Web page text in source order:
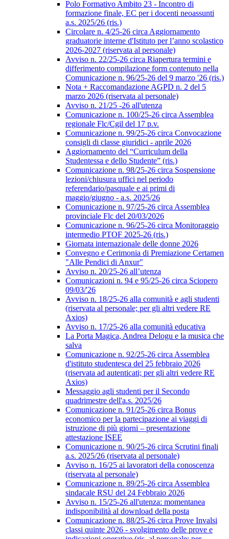
Polo Formativo Ambito 23 - Incontro di
formazione finale, EC per i docenti neoassunti
a.s. 2025/26 (ris.)
Circolare n. 4/25-26 circa Aggiornamento
graduatorie interne d'Istituto per l’anno scolastico
2026-2027 (riservata al personale)
Avviso n. 22/25-26 circa Riapertura termini e
differimento compilazione form contenuto nella
Comunicazione n. 96/25-26 del 9 marzo '26 (ris.)
Nota + Raccomandazione AGPD n. 2 del 5
marzo 2026 (riservata al personale)
Avviso n. 21/25 -26 all'utenza
Comunicazione n. 100/25-26 circa Assemblea
regionale Flc/Cgil del 17 p.v.
Comunicazione n. 99/25-26 circa Convocazione
consigli di classe giuridici - aprile 2026
Aggiornamento del “Curriculum della
Studentessa e dello Studente” (ris.)
Comunicazione n. 98/25-26 circa Sospensione
lezioni/chiusura uffici nel periodo
referendario/pasquale e ai primi di
maggio/giugno - a.s. 2025/26
Comunicazione n. 97/25-26 circa Assemblea
provinciale Flc del 20/03/2026
Comunicazione n. 96/25-26 circa Monitoraggio
intermedio PTOF 2025-26 (ris.)
Giornata internazionale delle donne 2026
Convegno e Cerimonia di Premiazione Certamen
"Alle Pendici di Anxur"
Avviso n. 20/25-26 all’utenza
Comunicazioni n. 94 e 95/25-26 circa Sciopero
09/03/'26
Avviso n. 18/25-26 alla comunità e agli studenti
(riservata al personale; per gli altri vedere RE
Axios)
Avviso n. 17/25-26 alla comunità educativa
La Porta Magica, Andrea Delogu e la musica che
salva
Comunicazione n. 92/25-26 circa Assemblea
d'istituto studentesca del 25 febbraio 2026
(riservata ad autenticati; per gli altri vedere RE
Axios)
Messaggio agli studenti per il Secondo
quadrimestre dell'a.s. 2025/26
Comunicazione n. 91/25-26 circa Bonus
economico per la partecipazione ai viaggi di
istruzione di più giorni – presentazione
attestazione ISEE
Comunicazione n. 90/25-26 circa Scrutini finali
a.s. 2025/26 (riservata al personale)
Avviso n. 16/25 ai lavoratori della conoscenza
(riservata al personale)
Comunicazione n. 89/25-26 circa Assemblea
sindacale RSU del 24 Febbraio 2026
Avviso n. 15/25-26 all'utenza: momentanea
indisponibilità al download della posta
Comunicazione n. 88/25-26 circa Prove Invalsi
classi quinte 2026 - svolgimento delle prove e